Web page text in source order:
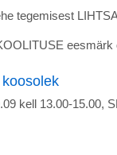
tegemisest
kell 13.00-15.00,